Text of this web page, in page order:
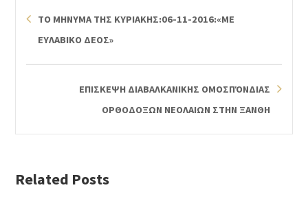
ΤΟ ΜΗΝΥΜΑ ΤΗΣ ΚΥΡΙΑΚΗΣ:06-11-2016:«ΜΕ
ΕΥΛΑΒΙΚΟ ΔΕΟΣ»
ΕΠΙΣΚΕΨΗ ΔΙΑΒΑΛΚΑΝΙΚΗΣ ΟΜΟΣΠΌΝΔΙΑΣ
ΟΡΘΟΔΟΞΩΝ ΝΕΟΛΑΙΩΝ ΣΤΗΝ ΞΑΝΘΗ
Related Posts